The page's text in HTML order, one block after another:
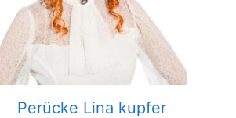
Perücke Lina kupfer